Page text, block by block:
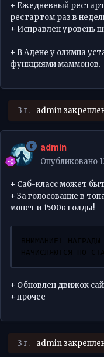
+ Ежедневный
рестартом раз в
+ Исправлен уровень
+ В Адене у олимпа
функциями маммонов.
3 г. admin
admin
Опубликовано
+ Саб-класс может
+ За голосование в
монет и 1500к голды!
ВНИМАНИЕ!
НАЧИСЛЯЮТСЯ ПО
+ Обновлен движок
+ прочее
3 г. admin